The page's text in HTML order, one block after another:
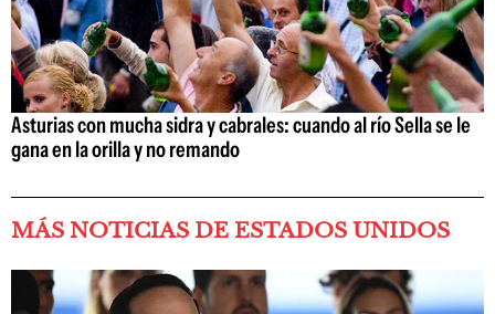
Asturias con mucha sidra y cabrales: cuando al río Sella se le
gana en la orilla y no remando
MÁS NOTICIAS DE ESTADOS UNIDOS